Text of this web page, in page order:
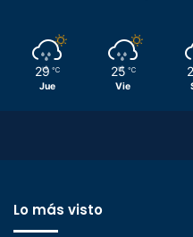
29 ℃
Jue
25 ℃
Vie
Lo más visto